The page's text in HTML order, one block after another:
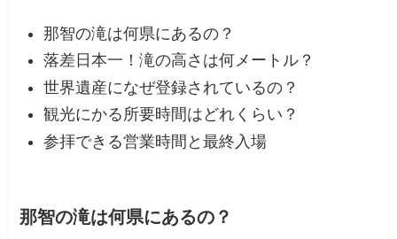
那智の滝は何県にあるの？
落差日本一！滝の高さは何メートル？
世界遺産になぜ登録されているの？
観光にかる所要時間はどれくらい？
参拝できる営業時間と最終入場
那智の滝は何県にあるの？